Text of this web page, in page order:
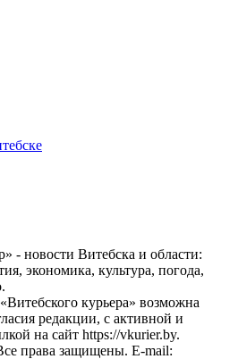
- новости Витебска и области:
экономика, культура, погода,
курьера» возможна
редакции, с активной и
на сайт https://vkurier.by.
права защищены. E-mail: